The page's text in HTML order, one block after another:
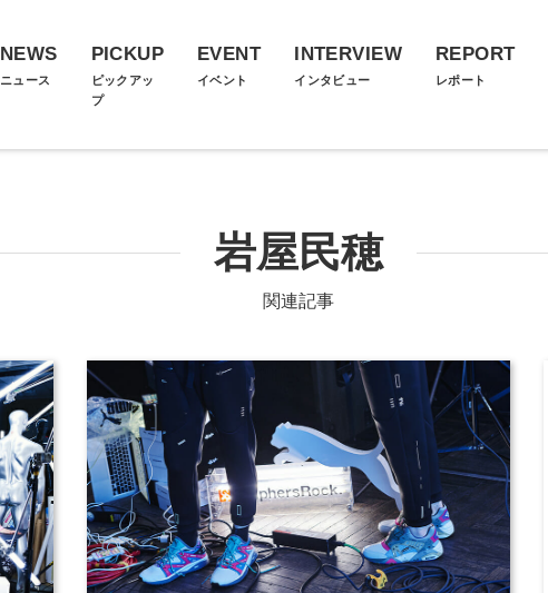
NEWS
ニュース
PICKUP
ピックアッ
プ
EVENT
イベント
INTERVIEW
インタビュー
REPORT
レポート
岩屋民穂
関連記事